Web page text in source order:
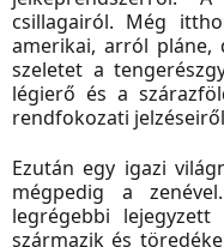
csillagairól. Még
amerikai, arról
szeletet a
légierő és a
rendfokozati
Ezután egy igazi
mégpedig a
legrégebbi
származik és